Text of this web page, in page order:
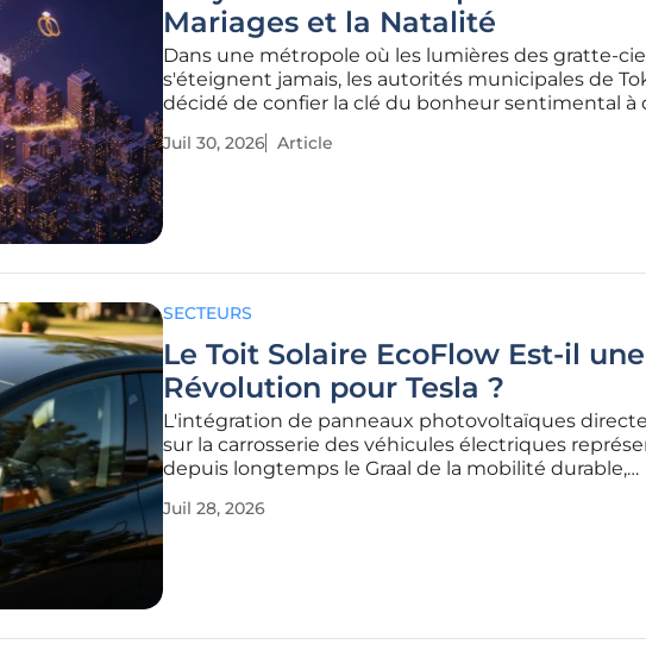
Mariages et la Natalité
Dans une métropole où les lumières des gratte-
s'éteignent jamais, les autorités municipales de
décidé de confier la clé du bonheur sentimental à
social grandissant. Face à un déclin
Juil 30, 2026 Article
SECTEURS
Le Toit Solaire EcoFlow Est-il une
Révolution pour Tesla ?
L'intégration de panneaux photovoltaïques
sur la carrosserie des véhicules électriques
depuis longtemps le Graal de la mobilité durable,
simple force des rayons solaires captés durant le
Juil 28, 2026